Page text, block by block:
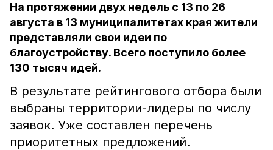
На протяжении двух недель с 13 по 26
августа в 13 муниципалитетах края жители
представляли свои идеи по
благоустройству. Всего поступило более
130 тысяч идей.
В результате рейтингового отбора были
выбраны территории-лидеры по числу
заявок. Уже составлен перечень
приоритетных предложений.